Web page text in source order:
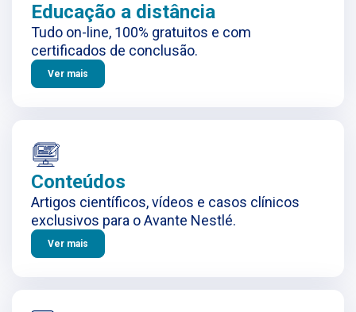
Educação a distância
Tudo on-line, 100% gratuitos e com
certificados de conclusão.
Ver mais
Conteúdos
Artigos científicos, vídeos e casos clínicos
exclusivos para o Avante Nestlé.
Ver mais